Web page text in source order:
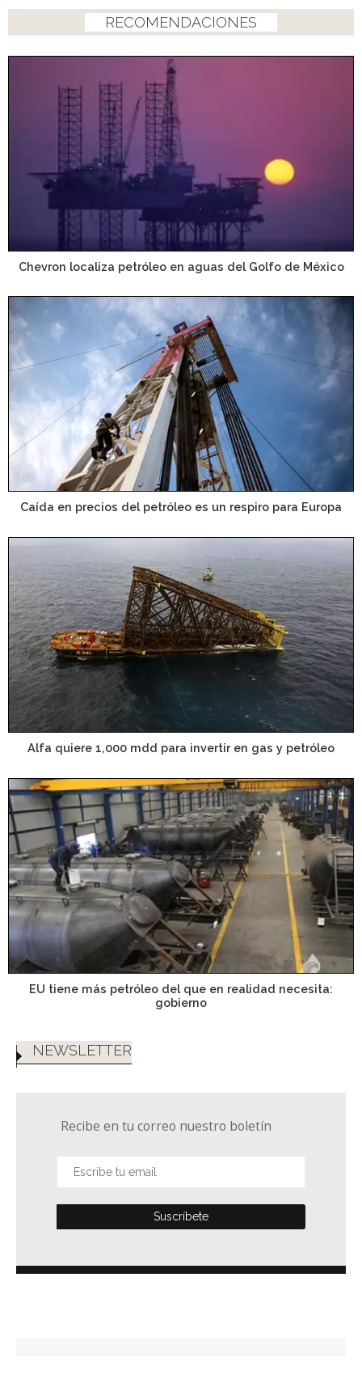
RECOMENDACIONES
Chevron localiza petróleo en aguas del Golfo de México
Caída en precios del petróleo es un respiro para Europa
Alfa quiere 1,000 mdd para invertir en gas y petróleo
EU tiene más petróleo del que en realidad necesita:
gobierno
NEWSLETTER
Recibe en tu correo nuestro boletín